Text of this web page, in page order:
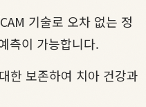
기술로 오차 없는 정
측이 가능합니다.
한 보존하여 치아 건강과